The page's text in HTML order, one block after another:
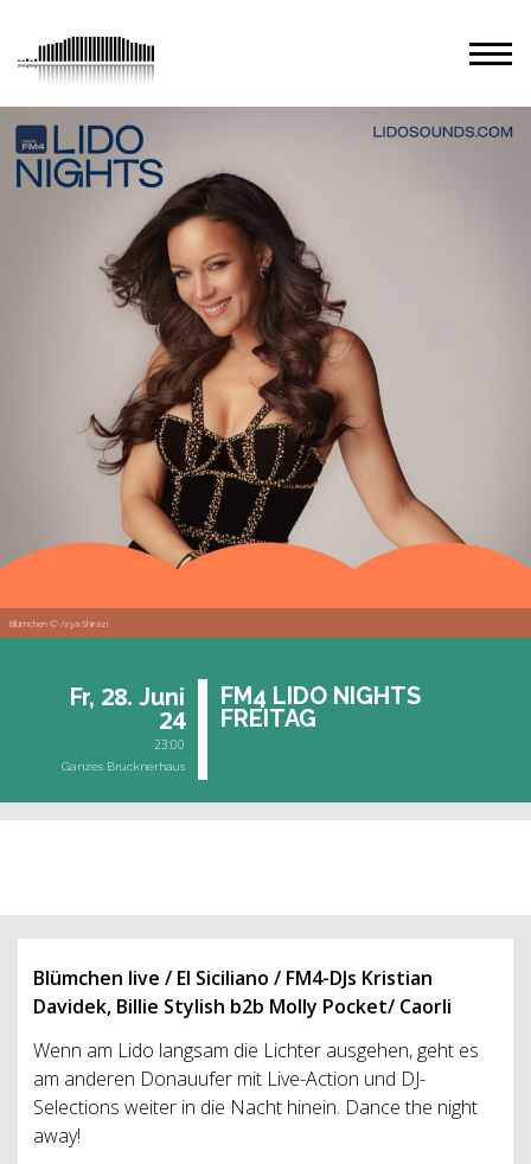
Blümchen © Arya Shirazi
Fr, 28. Juni
24
23:00
Ganzes Brucknerhaus
FM4 LIDO NIGHTS
FREI­TAG
Blümchen live / El Siciliano / FM4-DJs Kristian
Davidek, Billie Stylish b2b Molly Pocket/ Caorli
Wenn am Lido langsam die Lichter ausgehen, geht es
am anderen Donauufer mit Live-Action und DJ-
Selections weiter in die Nacht hinein. Dance the night
away!